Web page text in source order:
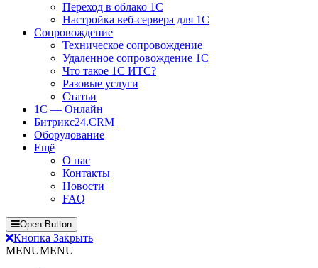
Переход в облако 1С
Настройка веб-сервера для 1С
Сопровождение
Техническое сопровождение
Удаленное сопровождение 1С
Что такое 1С ИТС?
Разовые услуги
Статьи
1С — Онлайн
Битрикс24.CRM
Оборудование
Ещё
О нас
Контакты
Новости
FAQ
Open Button
Кнопка Закрыть
MENUMENU